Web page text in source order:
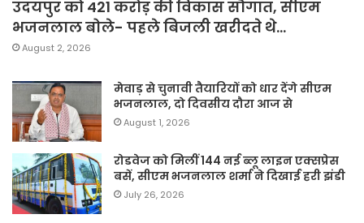
उदयपुर को 421 करोड़ की विकास सौगात, सीएम
भजनलाल बोले- पहले बिजली खरीदते थे…
August 2, 2026
मेवाड़ से चुनावी तैयारियों को धार देंगे सीएम
भजनलाल, दो दिवसीय दौरा आज से
August 1, 2026
रोडवेज को मिलीं 144 नई ब्लू लाइन एक्सप्रेस
बसें, सीएम भजनलाल शर्मा ने दिखाई हरी झंडी
July 26, 2026